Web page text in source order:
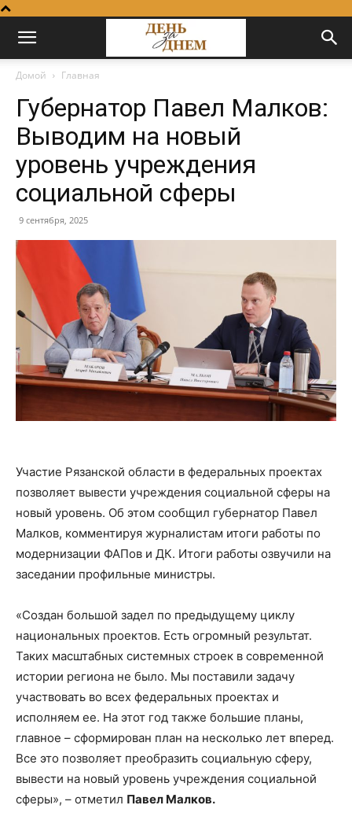
Домой Главная
Губернатор Павел Малков:
Выводим на новый
уровень учреждения
социальной сферы
9 сентября, 2025
Участие Рязанской области в федеральных проектах
позволяет вывести учреждения социальной сферы на
новый уровень. Об этом сообщил губернатор Павел
Малков, комментируя журналистам итоги работы по
модернизации ФАПов и ДК. Итоги работы озвучили на
заседании профильные министры.
«Создан большой задел по предыдущему циклу
национальных проектов. Есть огромный результат.
Таких масштабных системных строек в современной
истории региона не было. Мы поставили задачу
участвовать во всех федеральных проектах и
исполняем ее. На этот год также большие планы,
главное – сформирован план на несколько лет вперед.
Все это позволяет преобразить социальную сферу,
вывести на новый уровень учреждения социальной
сферы», – отметил Павел Малков.